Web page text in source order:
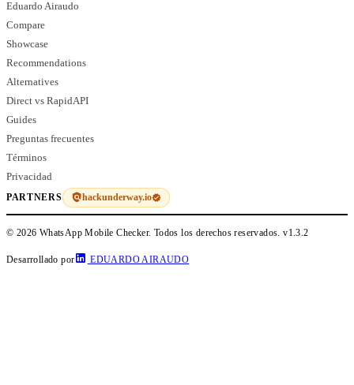
Eduardo Airaudo
Compare
Showcase
Recommendations
Alternatives
Direct vs RapidAPI
Guides
Preguntas frecuentes
Términos
Privacidad
PARTNERS hackunderway.io
© 2026 WhatsApp Mobile Checker. Todos los derechos reservados.v1.3.2
Desarrollado por EDUARDO AIRAUDO